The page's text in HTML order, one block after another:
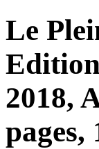
Le
2018,
pages,